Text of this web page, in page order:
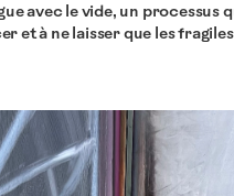
avec le vide, un processus
et à ne laisser que les